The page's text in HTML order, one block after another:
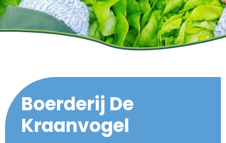
Boerderij De
Kraanvogel